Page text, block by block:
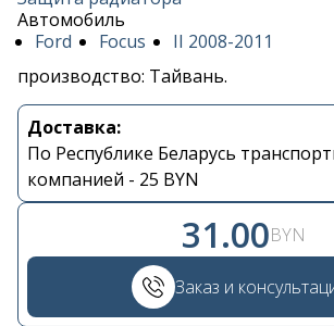
Автомобиль
Ford
Focus
II 2008-2011
производство: Тайвань.
Доставка:
По Республике Беларусь
компанией - 25 BYN
31.00BYN
Заказ и
Контакты
+375 29 870 15 80
Viber